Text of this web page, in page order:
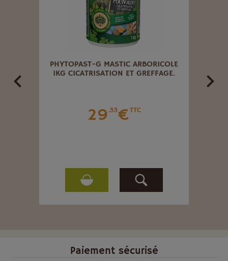
PHYTOPAST-G MASTIC ARBORICOLE
1KG CICATRISATION ET GREFFAGE.
29.33€TTC
Paiement sécurisé